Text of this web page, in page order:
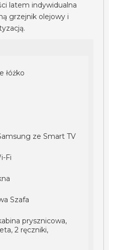
latem indywidualna
grzejnik olejowy i
łóżko
ze Smart TV
Fi
Szafa
prysznicowa,
2 ręczniki,